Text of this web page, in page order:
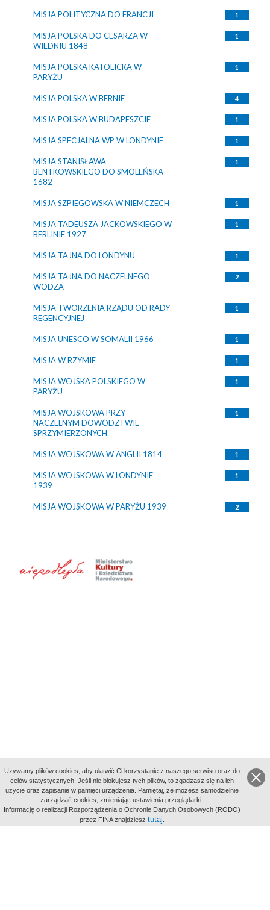
MISJA POLITYCZNA DO FRANCJI 1
MISJA POLSKA DO CESARZA W
WIEDNIU 1848
1
MISJA POLSKA KATOLICKA W
PARYŻU
1
MISJA POLSKA W BERNIE 4
MISJA POLSKA W BUDAPESZCIE 1
MISJA SPECJALNA WP W LONDYNIE 1
MISJA STANISŁAWA
BENTKOWSKIEGO DO SMOLEŃSKA
1682
1
MISJA SZPIEGOWSKA W NIEMCZECH 1
MISJA TADEUSZA JACKOWSKIEGO W
BERLINIE 1927
1
MISJA TAJNA DO LONDYNU 1
MISJA TAJNA DO NACZELNEGO
WODZA
2
MISJA TWORZENIA RZĄDU OD RADY
REGENCYJNEJ
1
MISJA UNESCO W SOMALII 1966 1
MISJA W RZYMIE 1
MISJA WOJSKA POLSKIEGO W
PARYŻU
1
MISJA WOJSKOWA PRZY
NACZELNYM DOWÓDZTWIE
SPRZYMIERZONYCH
1
MISJA WOJSKOWA W ANGLII 1814 1
MISJA WOJSKOWA W LONDYNIE
1939
1
MISJA WOJSKOWA W PARYŻU 1939 2
aktywności
Uzywamy plików cookies, aby ułatwić Ci korzystanie z naszego serwisu oraz do
celów statystycznych. Jeśli nie blokujesz tych plików, to zgadzasz się na ich
użycie oraz zapisanie w pamięci urządzenia. Pamiętaj, że możesz samodzielnie
zarządzać cookies, zmieniając ustawienia przeglądarki.
Informację o realizacji Rozporządzenia o Ochronie Danych Osobowych (RODO)
przez FINA znajdziesz tutaj